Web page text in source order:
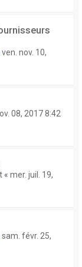
ven. nov. 10,
08, 2017 8:42
« mer. juil. 19,
sam. févr. 25,